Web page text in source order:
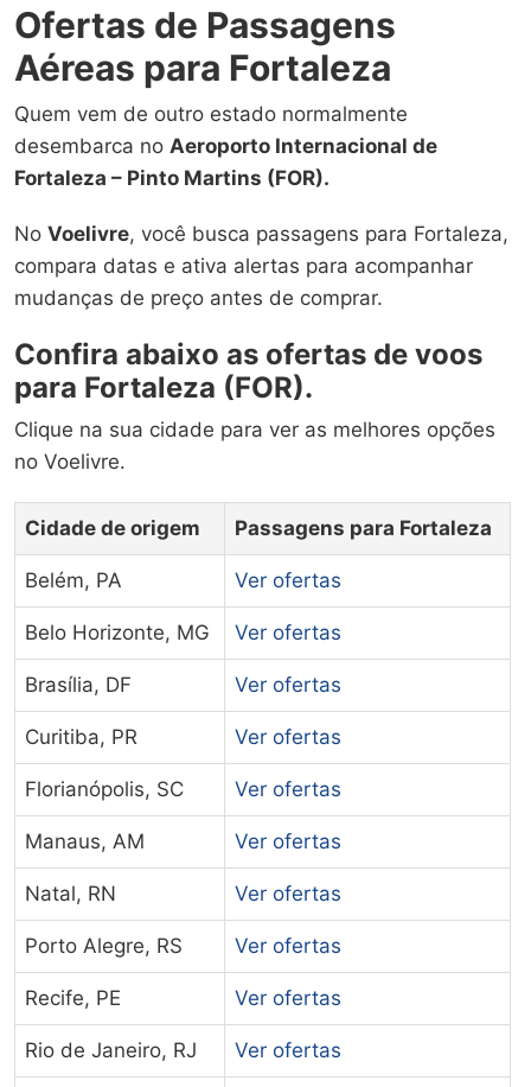
Ofertas de Passagens
Aéreas para Fortaleza
Quem vem de outro estado normalmente
desembarca no Aeroporto Internacional de
Fortaleza – Pinto Martins (FOR).
No Voelivre, você busca passagens para Fortaleza,
compara datas e ativa alertas para acompanhar
mudanças de preço antes de comprar.
Confira abaixo as ofertas de voos
para Fortaleza (FOR).
Clique na sua cidade para ver as melhores opções
no Voelivre.
Cidade de origem Passagens para Fortaleza
Belém, PA Ver ofertas
Belo Horizonte, MG Ver ofertas
Brasília, DF Ver ofertas
Curitiba, PR Ver ofertas
Florianópolis, SC Ver ofertas
Manaus, AM Ver ofertas
Natal, RN Ver ofertas
Porto Alegre, RS Ver ofertas
Recife, PE Ver ofertas
Rio de Janeiro, RJ Ver ofertas